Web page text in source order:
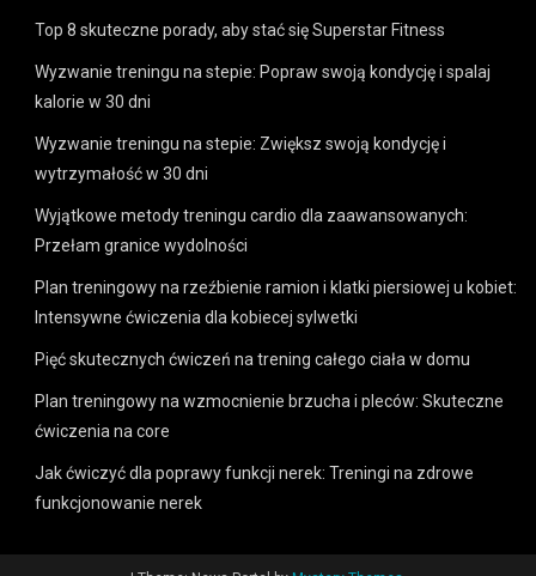
Top 8 skuteczne porady, aby stać się Superstar Fitness
Wyzwanie treningu na stepie: Popraw swoją kondycję i spalaj
kalorie w 30 dni
Wyzwanie treningu na stepie: Zwiększ swoją kondycję i
wytrzymałość w 30 dni
Wyjątkowe metody treningu cardio dla zaawansowanych:
Przełam granice wydolności
Plan treningowy na rzeźbienie ramion i klatki piersiowej u kobiet:
Intensywne ćwiczenia dla kobiecej sylwetki
Pięć skutecznych ćwiczeń na trening całego ciała w domu
Plan treningowy na wzmocnienie brzucha i pleców: Skuteczne
ćwiczenia na core
Jak ćwiczyć dla poprawy funkcji nerek: Treningi na zdrowe
funkcjonowanie nerek